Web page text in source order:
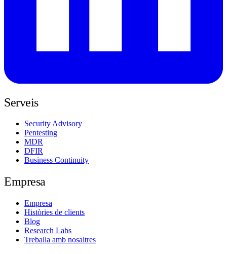
Serveis
Security Advisory
Pentesting
MDR
DFIR
Business Continuity
Empresa
Empresa
Històries de clients
Blog
Research Labs
Treballa amb nosaltres